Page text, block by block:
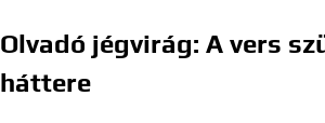
Olvadó jégvirág: A vers
háttere